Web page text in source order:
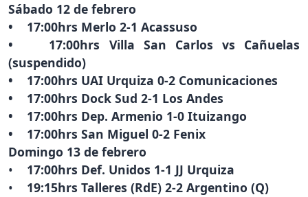
Sábado 12 de febrero
• 17:00hrs Merlo 2-1 Acassuso
• 17:00hrs Villa San Carlos vs Cañuelas
(suspendido)
• 17:00hrs UAI Urquiza 0-2 Comunicaciones
• 17:00hrs Dock Sud 2-1 Los Andes
• 17:00hrs Dep. Armenio 1-0 Ituizango
• 17:00hrs San Miguel 0-2 Fenix
Domingo 13 de febrero
• 17:00hrs Def. Unidos 1-1 JJ Urquiza
• 19:15hrs Talleres (RdE) 2-2 Argentino (Q)